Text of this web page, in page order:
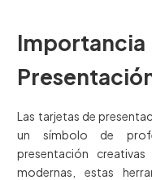
Las tarjetas de
un símbolo de
presentación
modernas, estas